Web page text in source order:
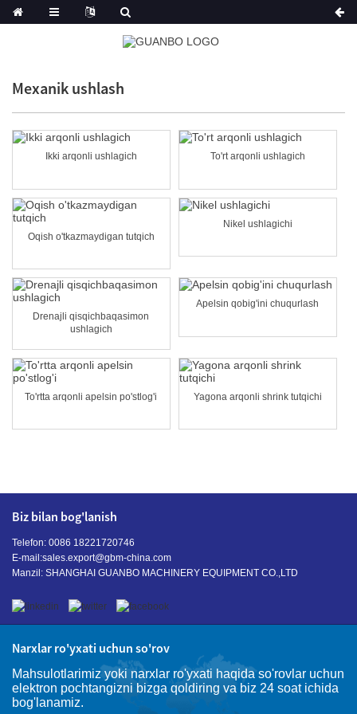
Mexanik ushlash
Ikki arqonli ushlagich To'rt arqonli ushlagich
Oqish o'tkazmaydigan tutqich
Nikel ushlagichi
Drenajli qisqichbaqasimon
ushlagich
Apelsin qobig'ini chuqurlash
To'rtta arqonli apelsin po'stlog'i Yagona arqonli shrink tutqichi
Biz bilan bog'lanish
Telefon: 0086 18221720746
E-mail:sales.export@gbm-china.com
Manzil: SHANGHAI GUANBO MACHINERY EQUIPMENT CO.,LTD
Narxlar ro'yxati uchun so'rov
Mahsulotlarimiz yoki narxlar ro'yxati haqida so'rovlar uchun
elektron pochtangizni bizga qoldiring va biz 24 soat ichida
bog'lanamiz.